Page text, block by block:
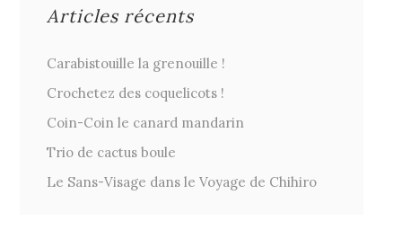
Articles récents
Carabistouille la grenouille !
Crochetez des coquelicots !
Coin-Coin le canard mandarin
Trio de cactus boule
Le Sans-Visage dans le Voyage de Chihiro